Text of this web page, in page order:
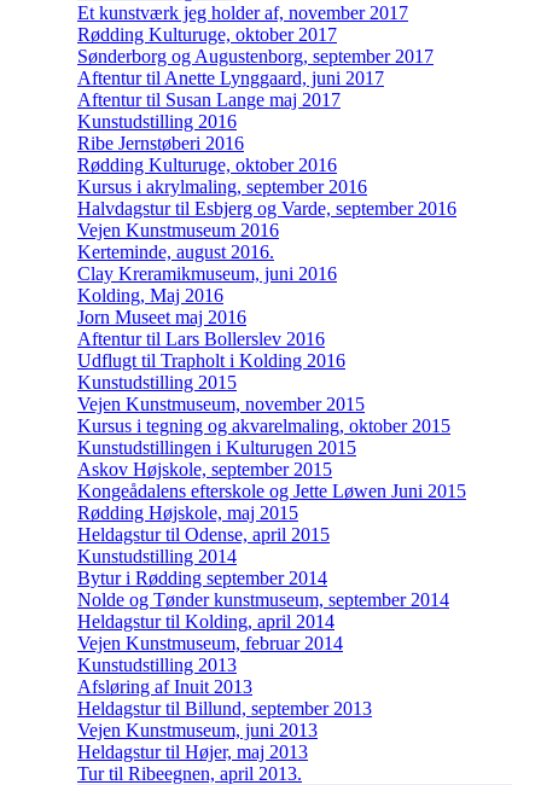
Et kunstværk jeg holder af, november 2017
Rødding Kulturuge, oktober 2017
Sønderborg og Augustenborg, september 2017
Aftentur til Anette Lynggaard, juni 2017
Aftentur til Susan Lange maj 2017
Kunstudstilling 2016
Ribe Jernstøberi 2016
Rødding Kulturuge, oktober 2016
Kursus i akrylmaling, september 2016
Halvdagstur til Esbjerg og Varde, september 2016
Vejen Kunstmuseum 2016
Kerteminde, august 2016.
Clay Kreramikmuseum, juni 2016
Kolding, Maj 2016
Jorn Museet maj 2016
Aftentur til Lars Bollerslev 2016
Udflugt til Trapholt i Kolding 2016
Kunstudstilling 2015
Vejen Kunstmuseum, november 2015
Kursus i tegning og akvarelmaling, oktober 2015
Kunstudstillingen i Kulturugen 2015
Askov Højskole, september 2015
Kongeådalens efterskole og Jette Løwen Juni 2015
Rødding Højskole, maj 2015
Heldagstur til Odense, april 2015
Kunstudstilling 2014
Bytur i Rødding september 2014
Nolde og Tønder kunstmuseum, september 2014
Heldagstur til Kolding, april 2014
Vejen Kunstmuseum, februar 2014
Kunstudstilling 2013
Afsløring af Inuit 2013
Heldagstur til Billund, september 2013
Vejen Kunstmuseum, juni 2013
Heldagstur til Højer, maj 2013
Tur til Ribeegnen, april 2013.